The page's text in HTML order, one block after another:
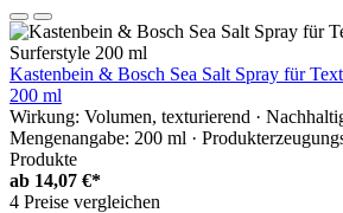
Kastenbein & Bosch Sea Salt Spray für
200 ml
Wirkung: Volumen, texturierend ·
Mengenangabe: 200 ml ·
Produkte
ab 14,07 €*
4 Preise vergleichen